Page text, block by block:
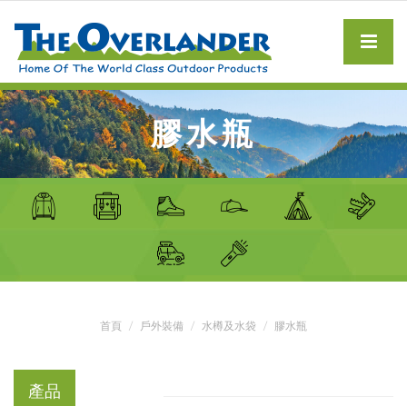
膠水瓶
首頁 戶外裝備 水樽及水袋 膠水瓶
產品